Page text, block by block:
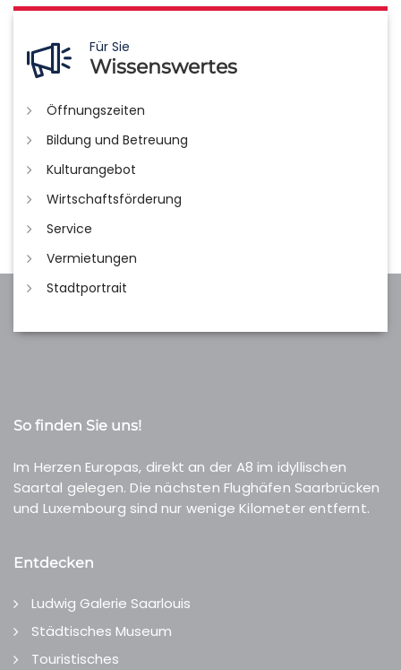
Für Sie
Wissenswertes
Öffnungszeiten
Bildung und Betreuung
Kulturangebot
Wirtschaftsförderung
Service
Vermietungen
Stadtportrait
So finden Sie uns!
Im Herzen Europas, direkt an der A8 im idyllischen
Saartal gelegen. Die nächsten Flughäfen Saarbrücken
und Luxembourg sind nur wenige Kilometer entfernt.
Entdecken
Ludwig Galerie Saarlouis
Städtisches Museum
Touristisches